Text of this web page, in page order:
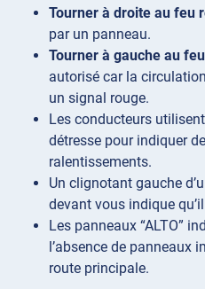
Tourner à droite au feu
par un panneau.
Tourner à gauche au
autorisé car la
un signal rouge.
Les conducteurs
détresse pour indiquer
ralentissements.
Un clignotant gauche
devant vous indique
Les panneaux “ALTO”
l’absence de panneaux
route principale.